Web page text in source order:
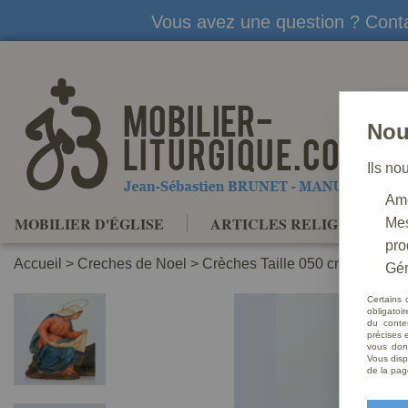
Vous avez une question ?
MOBILIER D'ÉGLISE ARTICLES RELIGIEUX
Accueil > Creches de Noel > Crèches Taille 050 cm
Ils
Certains
du
précises
vous
Vous
de la